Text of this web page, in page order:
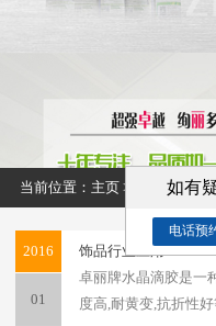
当前位置： 主页> 解决方案>
2016
01
饰品行业应用
卓丽牌水晶滴胶是一
度高,耐黄变,抗折性好
如有
电话预